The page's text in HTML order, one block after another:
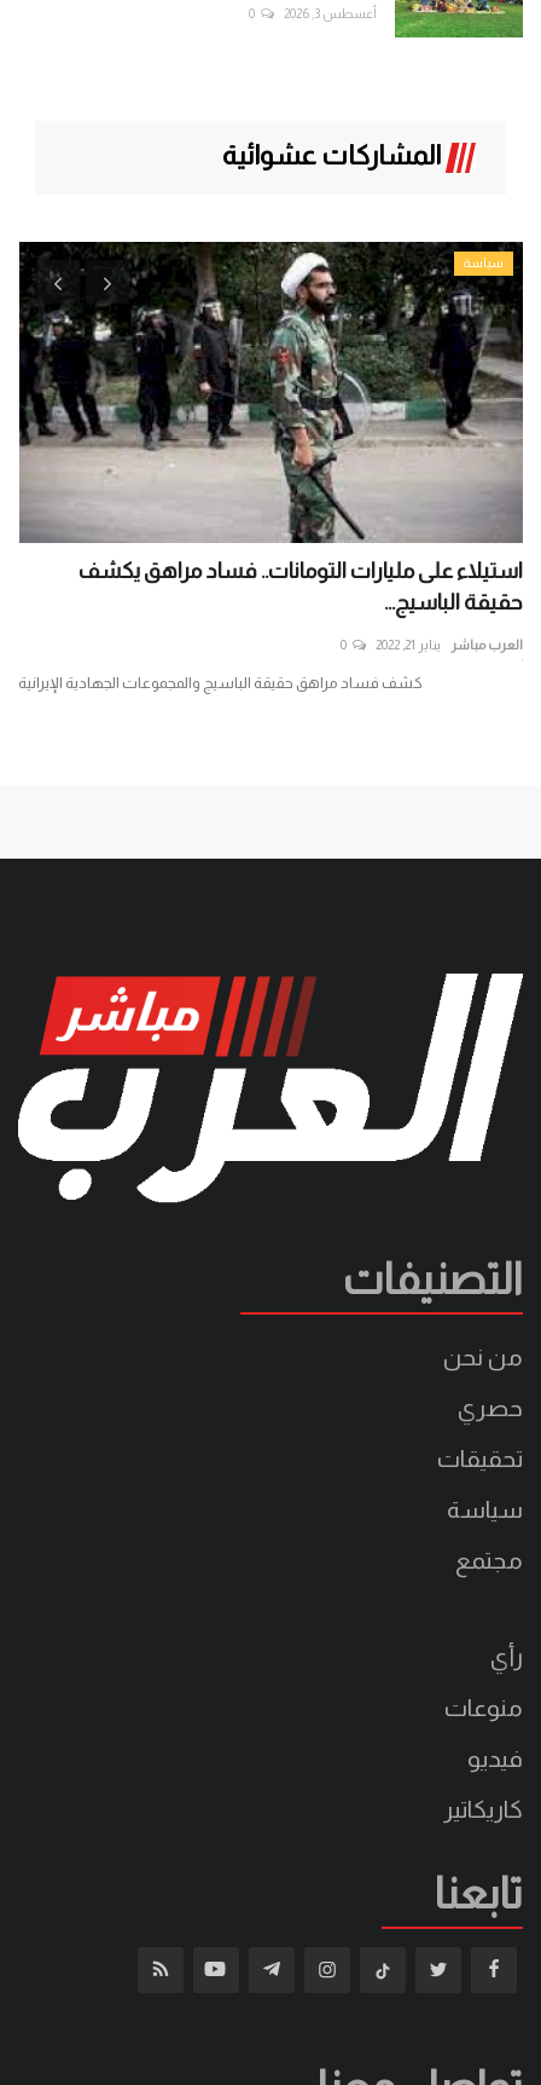
أغسطس 3, 2026 0
المشاركات عشوائية
سياسة
استيلاء على مليارات التومانات.. فساد مراهق يكشف
حقيقة الباسيج...
العرب مباشر يناير 21, 2022 0
كشف فساد مراهق حقيقة الباسيج والمجموعات الجهادية الإيرانية
التصنيفات
من نحن
حصري
تحقيقات
سياسة
مجتمع
رأي
منوعات
فيديو
كاريكاتير
تابعنا